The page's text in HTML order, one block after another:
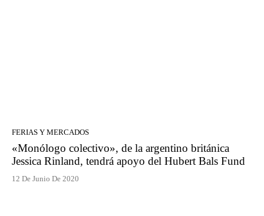
FERIAS Y MERCADOS
«Monólogo colectivo», de la argentino británica
Jessica Rinland, tendrá apoyo del Hubert Bals Fund
12 De Junio De 2020